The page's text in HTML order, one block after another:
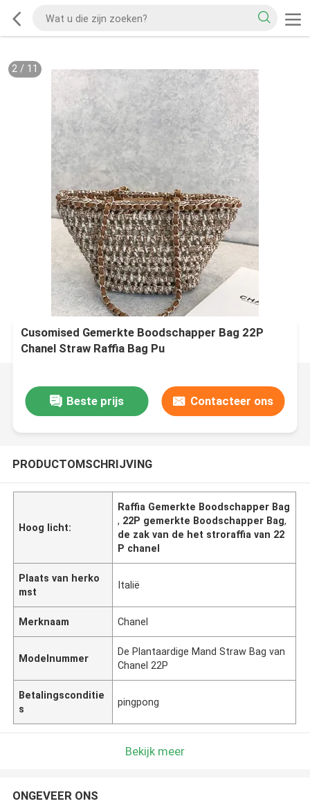
2/ 11
Cusomised Gemerkte Boodschapper Bag 22P
Chanel Straw Raffia Bag Pu
Beste prijs Contacteer ons
PRODUCTOMSCHRIJVING
Hoog licht:
Raffia Gemerkte Boodschapper Bag
, 22P gemerkte Boodschapper Bag,
de zak van de het stroraffia van 22
P chanel
Plaats van herko
mst
Italië
Merknaam Chanel
Modelnummer
De Plantaardige Mand Straw Bag van
Chanel 22P
Betalingsconditie
s
pingpong
Bekijk meer
ONGEVEER ONS